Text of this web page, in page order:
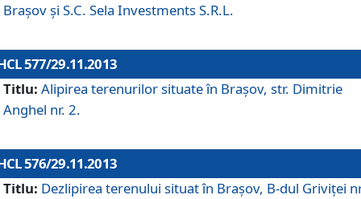
Braşov şi S.C. Sela Investments S.R.L.
577/29.11.2013
Titlu: Alipirea terenurilor situate în Braşov, str. Dimitrie
Anghel nr. 2.
576/29.11.2013
Titlu: Dezlipirea terenului situat în Braşov, B-dul Griviţei